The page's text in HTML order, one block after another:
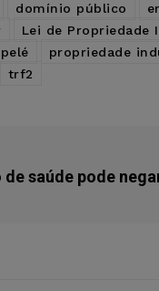
domínio público
Lei de Propriedade
pelé propriedade
trf2
saúde pode